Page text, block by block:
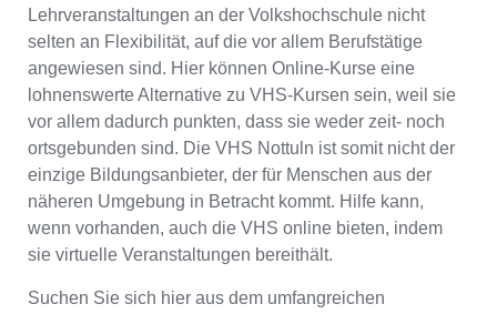
Lehrveranstaltungen an der Volkshochschule nicht
selten an Flexibilität, auf die vor allem Berufstätige
angewiesen sind. Hier können Online-Kurse eine
lohnenswerte Alternative zu VHS-Kursen sein, weil sie
vor allem dadurch punkten, dass sie weder zeit- noch
ortsgebunden sind. Die VHS Nottuln ist somit nicht der
einzige Bildungsanbieter, der für Menschen aus der
näheren Umgebung in Betracht kommt. Hilfe kann,
wenn vorhanden, auch die VHS online bieten, indem
sie virtuelle Veranstaltungen bereithält.
Suchen Sie sich hier aus dem umfangreichen